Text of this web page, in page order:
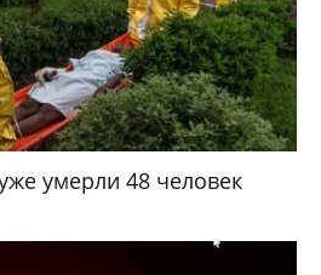
умерли 48 человек